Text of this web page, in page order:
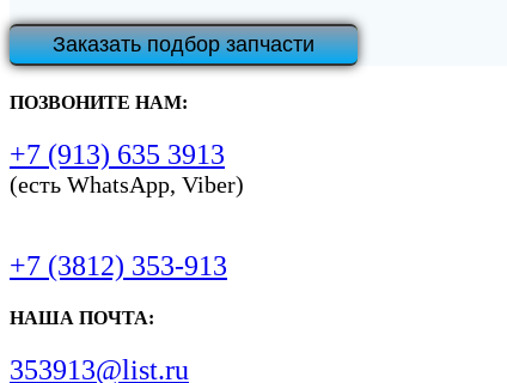
Заказать подбор запчасти
ПОЗВОНИТЕ НАМ:
+7 (913) 635 3913
(есть WhatsApp, Viber)
+7 (3812) 353-913
НАША ПОЧТА:
353913@list.ru